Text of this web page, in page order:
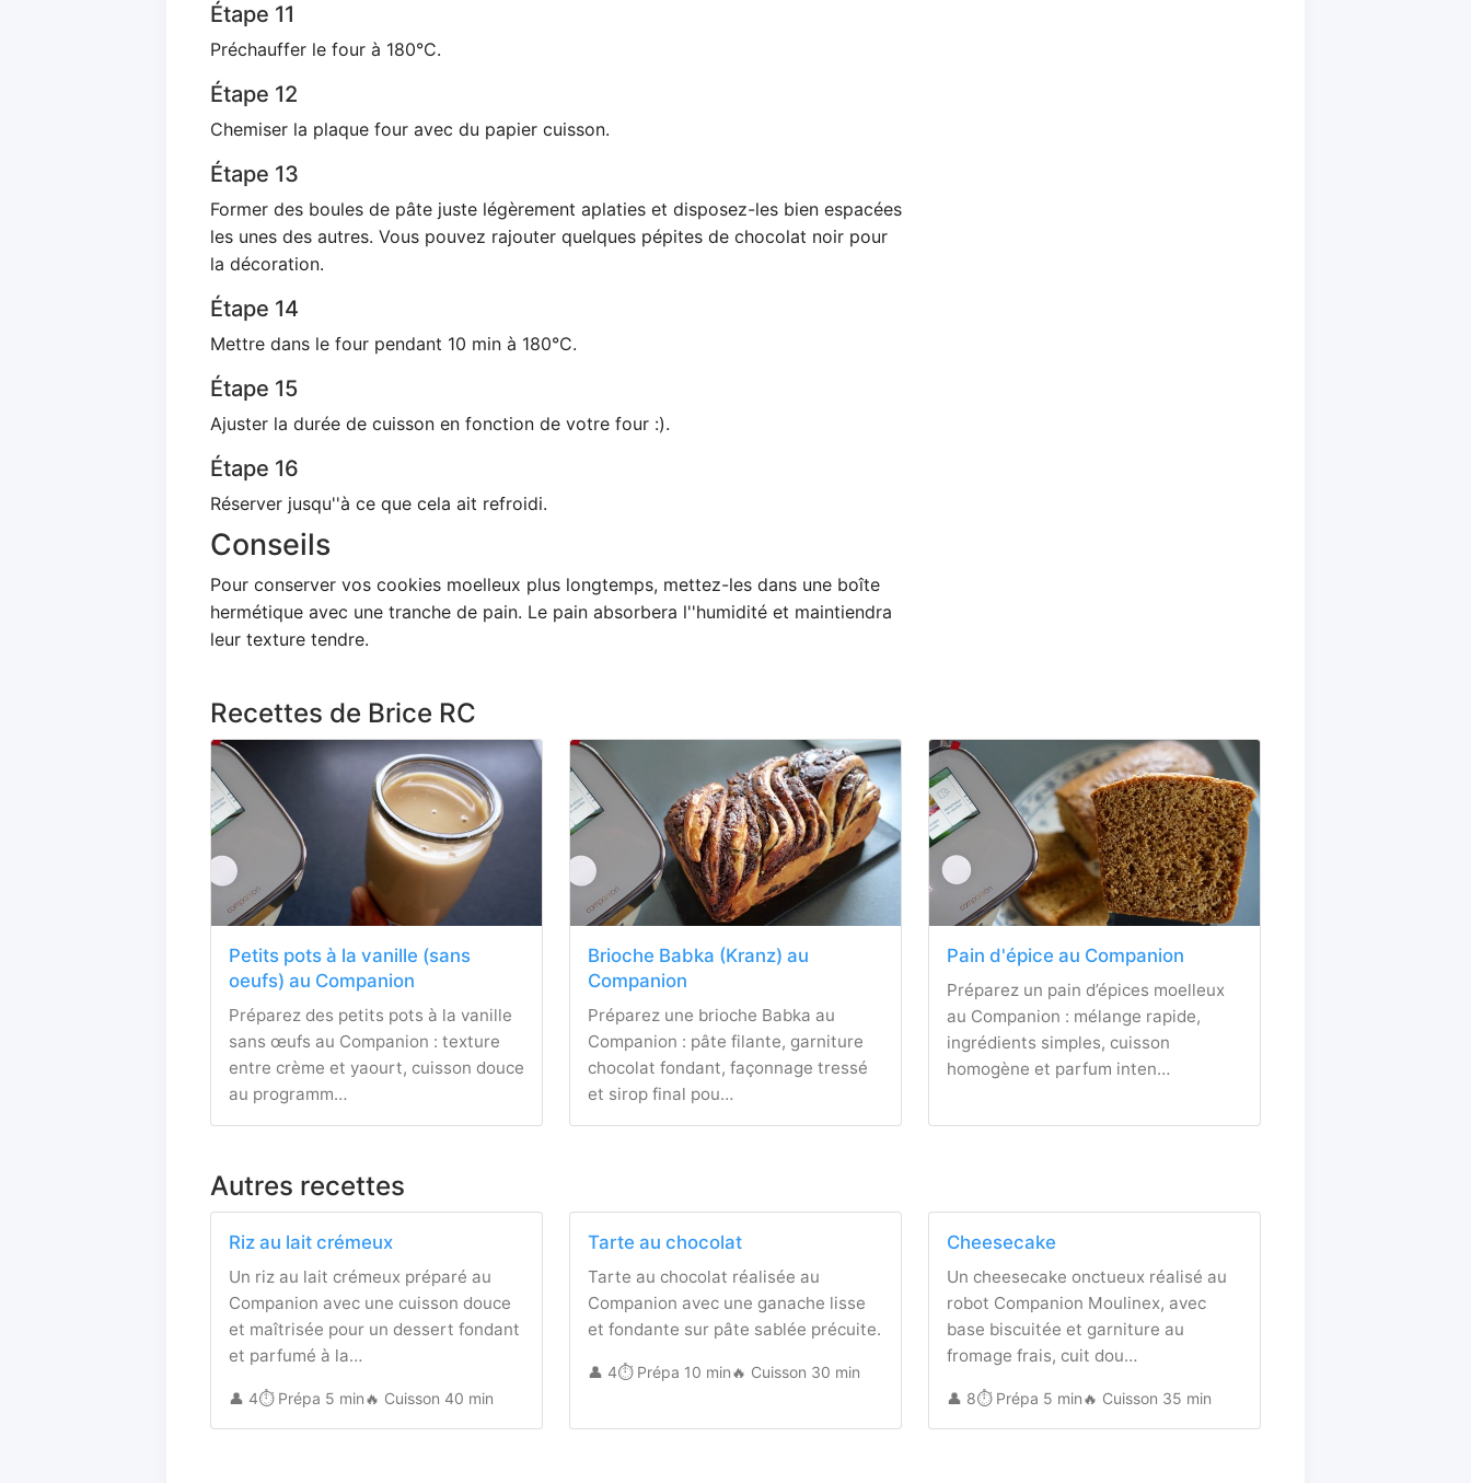
Étape 11
Préchauffer le four à 180°C.
Étape 12
Chemiser la plaque four avec du papier cuisson.
Étape 13
Former des boules de pâte juste légèrement aplaties et disposez-les bien espacées
les unes des autres. Vous pouvez rajouter quelques pépites de chocolat noir pour
la décoration.
Étape 14
Mettre dans le four pendant 10 min à 180°C.
Étape 15
Ajuster la durée de cuisson en fonction de votre four :).
Étape 16
Réserver jusqu''à ce que cela ait refroidi.
Conseils
Pour conserver vos cookies moelleux plus longtemps, mettez-les dans une boîte
hermétique avec une tranche de pain. Le pain absorbera l''humidité et maintiendra
leur texture tendre.
Recettes de Brice RC
Petits pots à la vanille (sans
oeufs) au Companion
Préparez des petits pots à la vanille
sans œufs au Companion : texture
entre crème et yaourt, cuisson douce
au programm…
Brioche Babka (Kranz) au
Companion
Préparez une brioche Babka au
Companion : pâte filante, garniture
chocolat fondant, façonnage tressé
et sirop final pou…
Pain d'épice au Companion
Préparez un pain d’épices moelleux
au Companion : mélange rapide,
ingrédients simples, cuisson
homogène et parfum inten…
Autres recettes
Riz au lait crémeux
Un riz au lait crémeux préparé au
Companion avec une cuisson douce
et maîtrisée pour un dessert fondant
et parfumé à la…
👤 4⏱️ Prépa 5 min🔥 Cuisson 40 min
Tarte au chocolat
Tarte au chocolat réalisée au
Companion avec une ganache lisse
et fondante sur pâte sablée précuite.
👤 4⏱️ Prépa 10 min🔥 Cuisson 30 min
Cheesecake
Un cheesecake onctueux réalisé au
robot Companion Moulinex, avec
base biscuitée et garniture au
fromage frais, cuit dou…
👤 8⏱️ Prépa 5 min🔥 Cuisson 35 min